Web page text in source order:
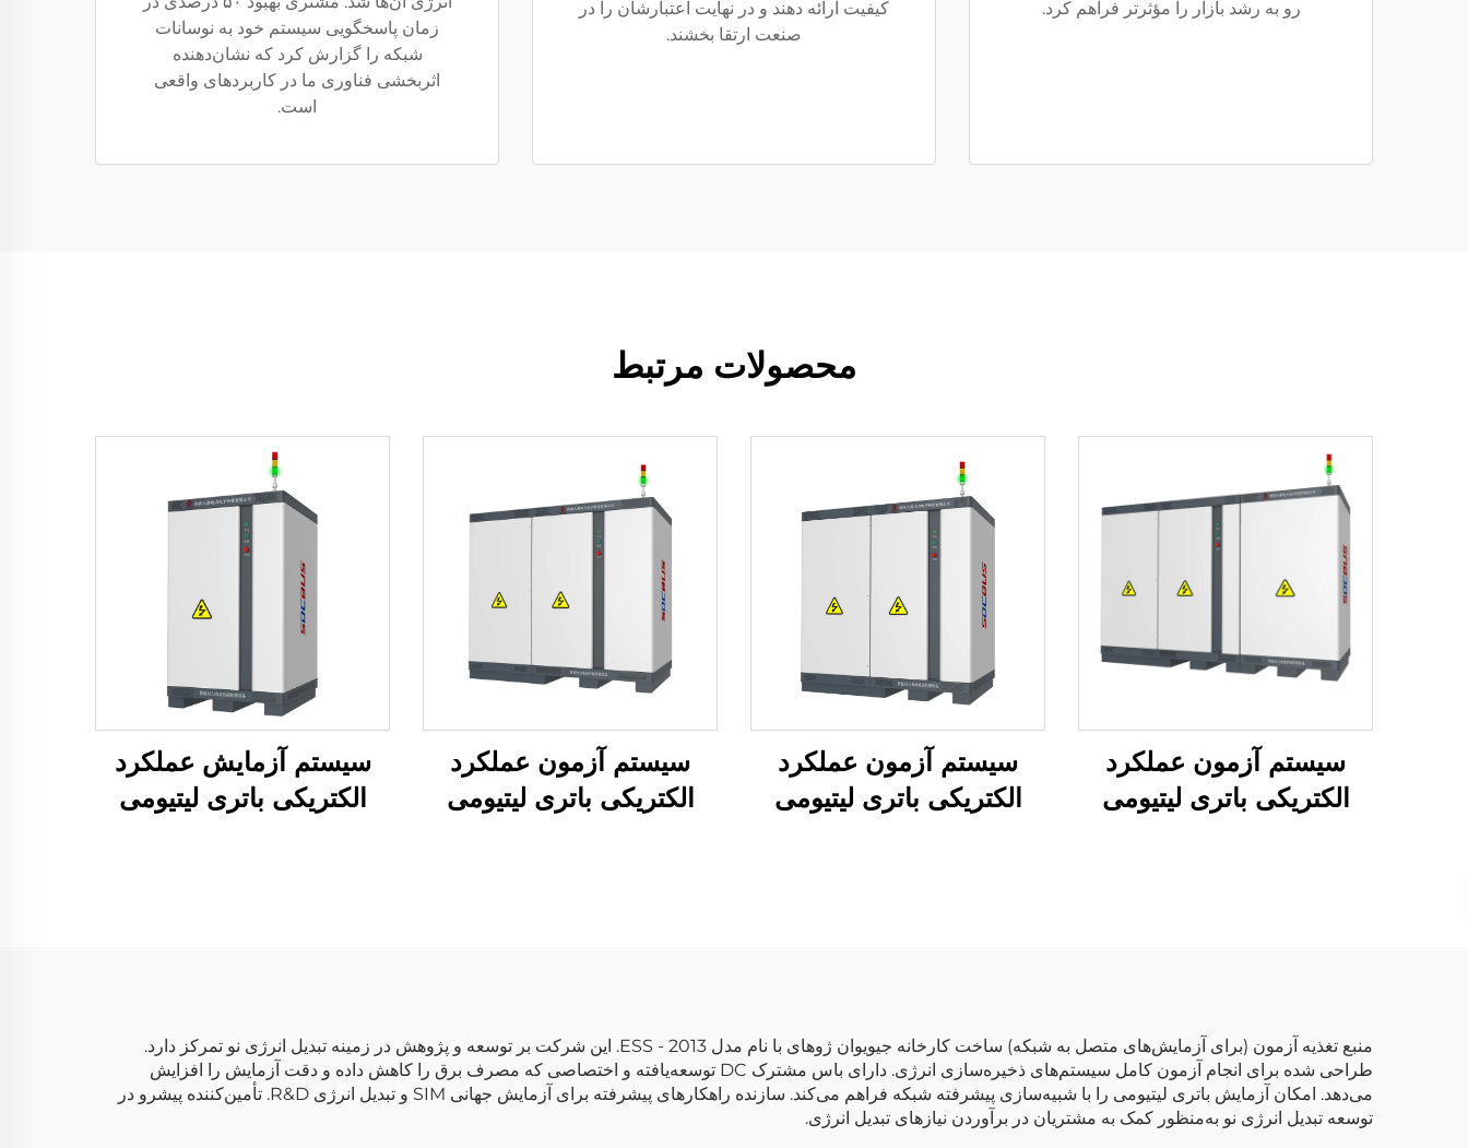
رو به رشد بازار را مؤثرتر فراهم کرد.
کیفیت ارائه دهند و در نهایت اعتبارشان را در
صنعت ارتقا بخشند.
زمان پاسخگویی سیستم خود به نوسانات
شبکه را گزارش کرد که نشان‌دهنده
اثربخشی فناوری ما در کاربردهای واقعی
است.
محصولات مرتبط
سیستم آزمون عملکرد
الکتریکی باتری لیتیومی
سیستم آزمون عملکرد
الکتریکی باتری لیتیومی
سیستم آزمون عملکرد
الکتریکی باتری لیتیومی
سیستم آزمایش عملکرد
الکتریکی باتری لیتیومی
منبع تغذیه آزمون (برای آزمایش‌های متصل به شبکه) ساخت کارخانه جیویوان ژوهای با نام مدل ESS - 2013. این شرکت بر توسعه و پژوهش در زمینه تبدیل انرژی نو تمرکز دارد.
طراحی شده برای انجام آزمون کامل سیستم‌های ذخیره‌سازی انرژی. دارای باس مشترک DC توسعه‌یافته و اختصاصی که مصرف برق را کاهش داده و دقت آزمایش را افزایش
می‌دهد. امکان آزمایش باتری لیتیومی را با شبیه‌سازی پیشرفته شبکه فراهم می‌کند. سازنده راهکارهای پیشرفته برای آزمایش جهانی SIM و تبدیل انرژی R&D. تأمین‌کننده پیشرو در
توسعه تبدیل انرژی نو به‌منظور کمک به مشتریان در برآوردن نیازهای تبدیل انرژی.